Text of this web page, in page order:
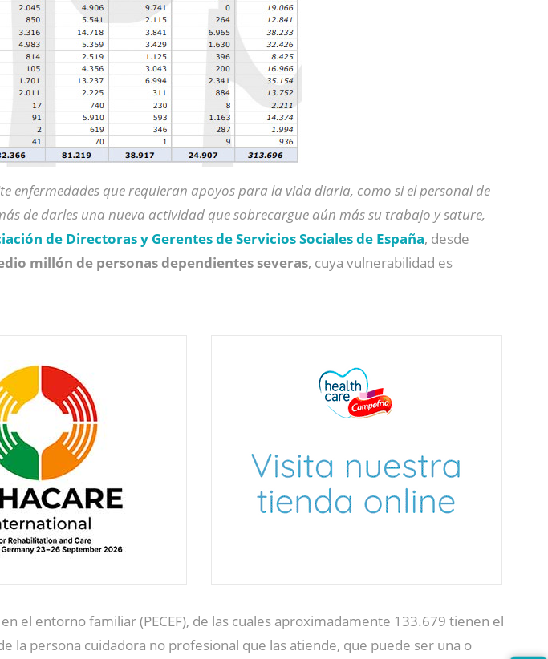
enfermedades que requieran apoyos para la vida diaria, como si el personal de
de darles una nueva actividad que sobrecargue aún más su trabajo y sature,
de Directoras y Gerentes de Servicios Sociales de España, desde
millón de personas dependientes severas, cuya vulnerabilidad es
el entorno familiar (PECEF), de las cuales aproximadamente 133.679 tienen el
la persona cuidadora no profesional que las atiende, que puede ser una o